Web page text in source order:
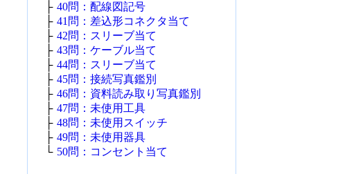
├ 40問：配線図記号
├ 41問：差込形コネクタ当て
├ 42問：スリーブ当て
├ 43問：ケーブル当て
├ 44問：スリーブ当て
├ 45問：接続写真鑑別
├ 46問：資料読み取り写真鑑別
├ 47問：未使用工具
├ 48問：未使用スイッチ
├ 49問：未使用器具
└ 50問：コンセント当て